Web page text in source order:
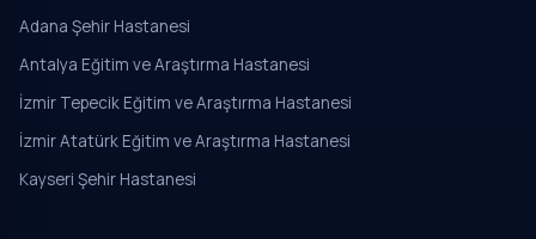
Adana Şehir Hastanesi
Antalya Eğitim ve Araştırma Hastanesi
İzmir Tepecik Eğitim ve Araştırma Hastanesi
İzmir Atatürk Eğitim ve Araştırma Hastanesi
Kayseri Şehir Hastanesi